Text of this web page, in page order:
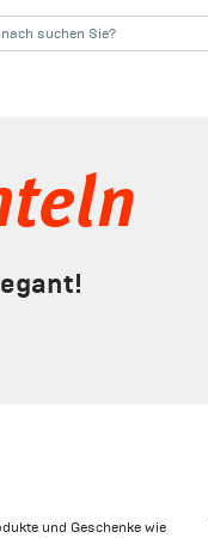
und Geschenke wie